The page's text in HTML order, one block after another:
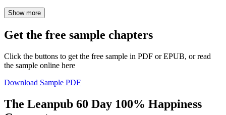
Show more
Get the free sample chapters
Click the buttons to get the free sample in PDF or EPUB, or read
the sample online here
Download Sample PDF
The Leanpub 60 Day 100% Happiness